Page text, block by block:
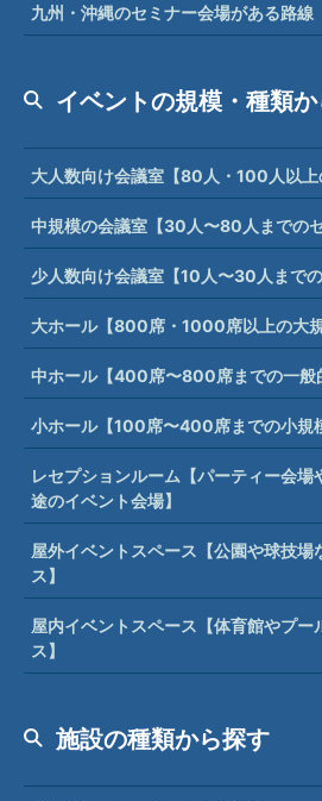
九州・沖縄のセミナー会場がある路線
イベントの規模・種類
大人数向け会議室【80人・100人以上
中規模の会議室【30人〜80人までのセ
少人数向け会議室【10人〜30人までの
大ホール【800席・1000席以上の大規
中ホール【400席〜800席までの一般
小ホール【100席〜400席までの小規
レセプションルーム【パーティー会場
途のイベント会場】
屋外イベントスペース【公園や球技場
ス】
屋内イベントスペース【体育館やプー
ス】
施設の種類から探す